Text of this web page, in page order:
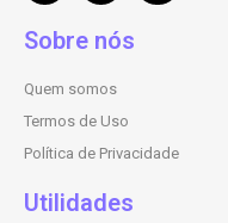
Sobre nós
Quem somos
Termos de Uso
Política de Privacidade
Utilidades